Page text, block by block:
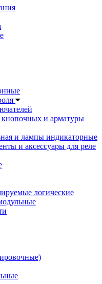
кнопочных и арматуры
и лампы индикаторные
и аксессуары для реле
логические